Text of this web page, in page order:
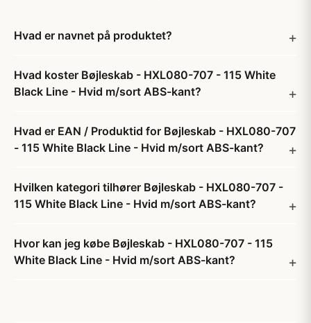
Hvad er navnet på produktet?
Hvad koster Bøjleskab - HXL080-707 - 115 White
Black Line - Hvid m/sort ABS-kant?
Hvad er EAN / Produktid for Bøjleskab - HXL080-707
- 115 White Black Line - Hvid m/sort ABS-kant?
Hvilken kategori tilhører Bøjleskab - HXL080-707 -
115 White Black Line - Hvid m/sort ABS-kant?
Hvor kan jeg købe Bøjleskab - HXL080-707 - 115
White Black Line - Hvid m/sort ABS-kant?